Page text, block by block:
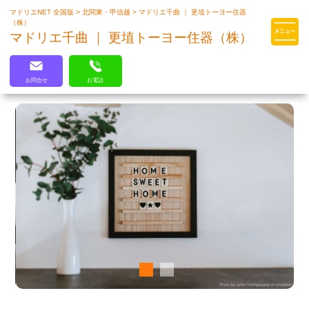
マドリエはLIXILの厳しい基準を
マドリエNET 全国版>北関東・甲信越>マドリエ千曲 ｜ 更埴トーヨー住器
（株）
マドリエ千曲 ｜ 更埴トーヨー住器（株）
お問合せ お電話